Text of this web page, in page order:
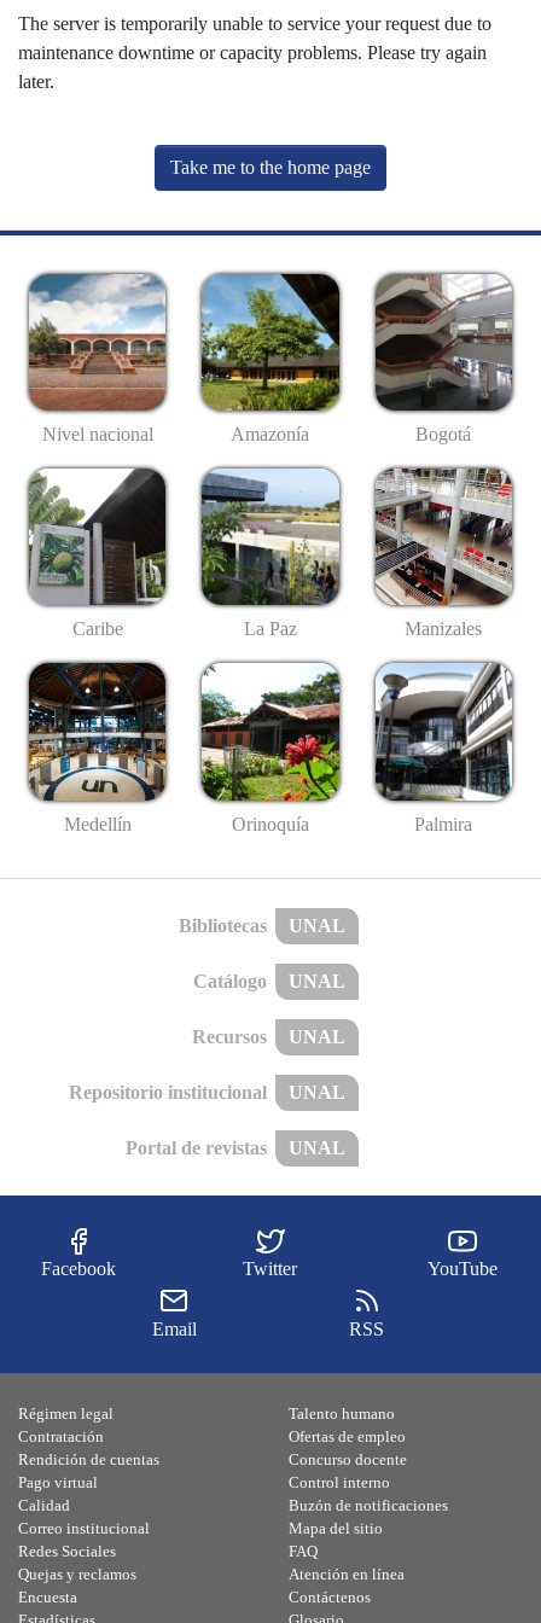
The server is temporarily unable to service your request due to
maintenance downtime or capacity problems. Please try again
later.
Take me to the home page
Nivel nacional Amazonía Bogotá
Caribe La Paz Manizales
Medellín Orinoquía Palmira
Bibliotecas UNAL
Catálogo UNAL
Recursos UNAL
Repositorio institucional UNAL
Portal de revistas UNAL
Facebook Twitter YouTube
Email RSS
Régimen legal
Contratación
Rendición de cuentas
Pago virtual
Calidad
Talento humano
Ofertas de empleo
Concurso docente
Control interno
Buzón de notificaciones
Correo institucional
Redes Sociales
Quejas y reclamos
Encuesta
Mapa del sitio
FAQ
Atención en línea
Contáctenos